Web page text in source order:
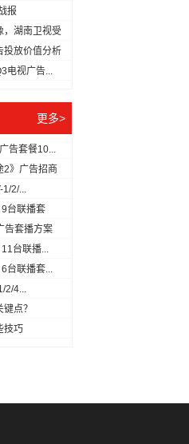
报
，湖南卫视受
投放价值分析
电视广告...
更多>
告套餐10...
2》广告招商
1/2/...
台联播套
告套播方案
台联播...
台联播套...
2/4...
点？
技巧